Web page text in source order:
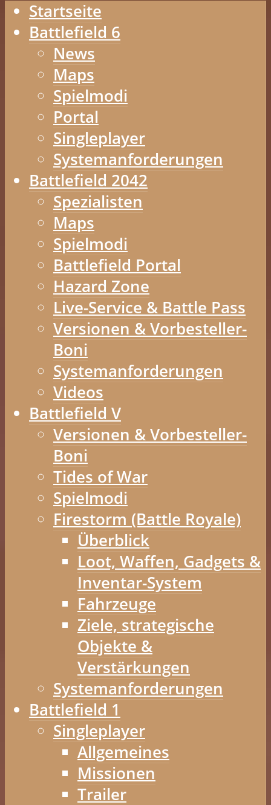
Startseite
Battlefield 6
News
Maps
Spielmodi
Portal
Singleplayer
Systemanforderungen
Battlefield 2042
Spezialisten
Maps
Spielmodi
Battlefield Portal
Hazard Zone
Live-Service & Battle Pass
Versionen & Vorbesteller-
Boni
Systemanforderungen
Videos
Battlefield V
Versionen & Vorbesteller-
Boni
Tides of War
Spielmodi
Firestorm (Battle Royale)
Überblick
Loot, Waffen, Gadgets &
Inventar-System
Fahrzeuge
Ziele, strategische
Objekte &
Verstärkungen
Systemanforderungen
Battlefield 1
Singleplayer
Allgemeines
Missionen
Trailer